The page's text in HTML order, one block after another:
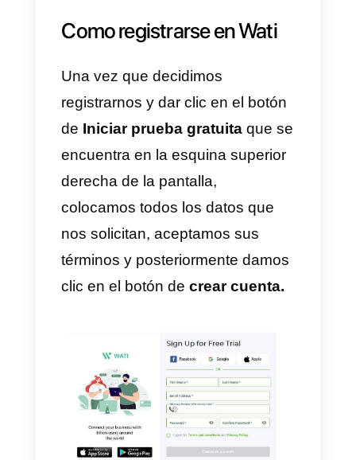
algunas herramientas incluyendo
3)Dispone de bots para
WhatsApp.
4)Tiene su propia App.
5)Acceso a laAPI.
6) Puedes enviarBroadcast